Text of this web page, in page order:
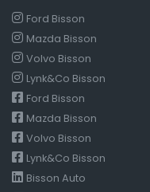
Ford Bisson
Mazda Bisson
Volvo Bisson
Lynk&Co Bisson
Ford Bisson
Mazda Bisson
Volvo Bisson
Lynk&Co Bisson
Bisson Auto